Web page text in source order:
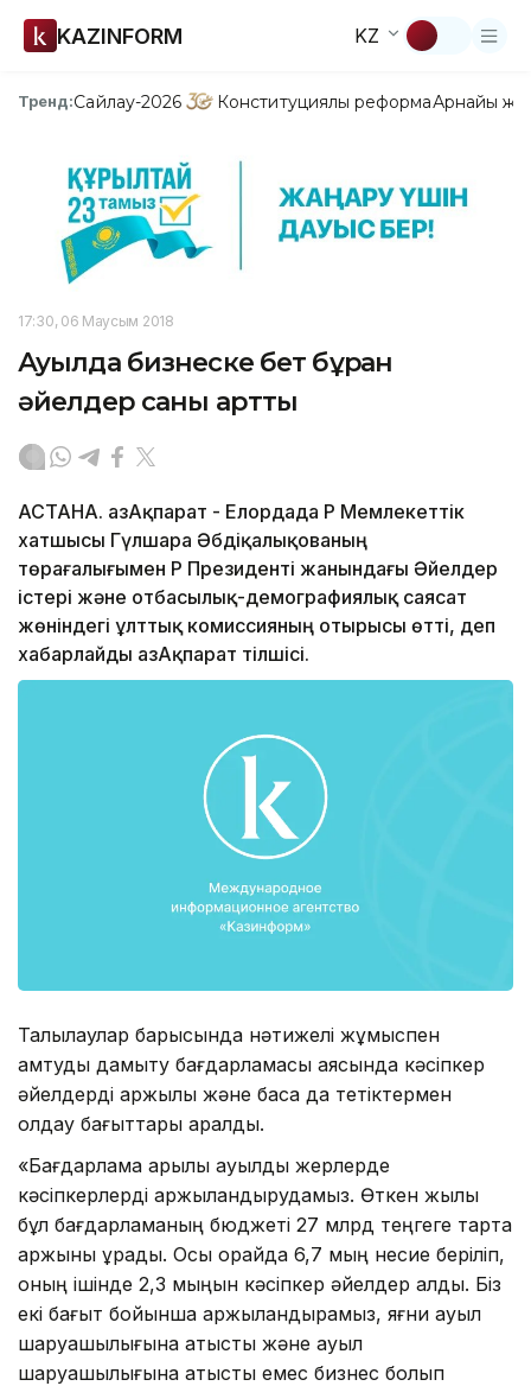
KAZINFORM KZ
Тренд:Сайлау-2026 Конституциялық реформаАрнайы
17:30, 06 Маусым 2018
Ауылда бизнеске бет бұрған
әйелдер саны артты
АСТАНА. ҚазАқпарат - Елордада ҚР Мемлекеттік
хатшысы Гүлшара Әбдіқалықованың
төрағалығымен ҚР Президенті жанындағы Әйелдер
істері және отбасылық-демографиялық саясат
жөніндегі ұлттық комиссияның отырысы өтті, деп
хабарлайды ҚазАқпарат тілшісі.
Талқылаулар барысында нәтижелі жұмыспен
қамтуды дамыту бағдарламасы аясында кәсіпкер
әйелдерді қаржылық және басқа да тетіктермен
қолдау бағыттары қаралды.
«Бағдарлама арқылы ауылдық жерлерде
кәсіпкерлерді қаржыландырудамыз. Өткен жылы
бұл бағдарламаның бюджеті 27 млрд теңгеге тарта
қаржыны құрады. Осы орайда 6,7 мың несие беріліп,
оның ішінде 2,3 мыңын кәсіпкер әйелдер алды. Біз
екі бағыт бойынша қаржыландырамыз, яғни ауыл
шаруашылығына қатысты және ауыл
шаруашылығына қатысты емес бизнес болып